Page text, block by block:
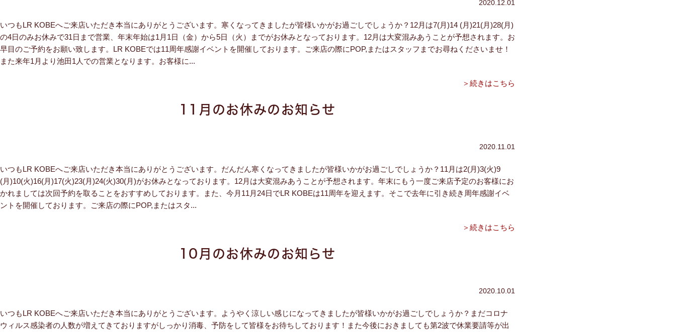
2020.12.01
いつもLR KOBEへご来店いただき本当にありがとうございます。寒くなってきましたが皆様いかがお過ごしでしょうか？12月は7(月)14 (月)21(月)28(月)
の4日のみお休みで31日まで営業、年末年始は1月1日（金）から5日（火）までがお休みとなっております。12月は大変混みあうことが予想されます。お
早目のご予約をお願い致します。LR KOBEでは11周年感謝イベントを開催しております。ご来店の際にPOP,またはスタッフまでお尋ねくださいませ！
また来年1月より池田1人での営業となります。お客様に...
＞続きはこちら
11月のお休みのお知らせ
2020.11.01
いつもLR KOBEへご来店いただき本当にありがとうございます。だんだん寒くなってきましたが皆様いかがお過ごしでしょうか？11月は2(月)3(火)9
(月)10(火)16(月)17(火)23(月)24(火)30(月)がお休みとなっております。12月は大変混みあうことが予想されます。年末にもう一度ご来店予定のお客様にお
かれましては次回予約を取ることをおすすめしております。また、今月11月24日でLR KOBEは11周年を迎えます。そこで去年に引き続き周年感謝イベ
ントを開催しております。ご来店の際にPOP,またはスタ...
＞続きはこちら
10月のお休みのお知らせ
2020.10.01
いつもLR KOBEへご来店いただき本当にありがとうございます。ようやく涼しい感じになってきましたが皆様いかがお過ごしでしょうか？まだコロナ
ウィルス感染者の人数が増えてきておりますがしっかり消毒、予防をして皆様をお待ちしております！また今後におきましても第2波で休業要請等が出